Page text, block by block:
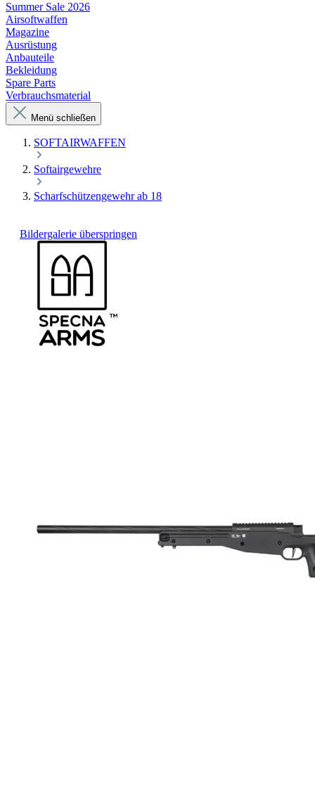
Summer Sale 2026
Airsoftwaffen
Magazine
Ausrüstung
Anbauteile
Bekleidung
Spare Parts
Verbrauchsmaterial
Menü schließen
SOFTAIRWAFFEN
Softairgewehre
Scharfschützengewehr ab 18
Bildergalerie überspringen